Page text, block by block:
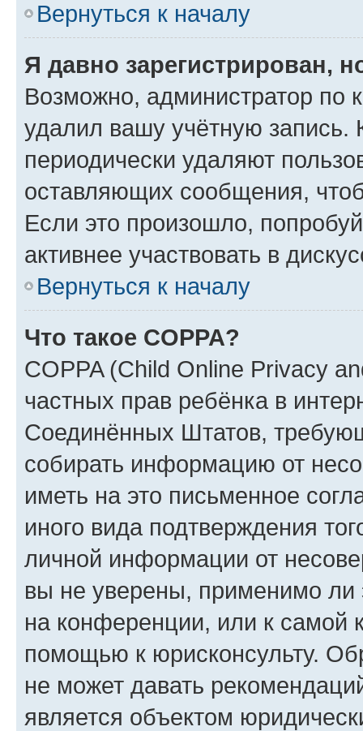
Вернуться к началу
Я давно зарегистрирован,
Возможно, администратор по
удалил вашу учётную запись.
периодически удаляют
оставляющих сообщения,
Если это произошло,
активнее участвовать в
Вернуться к началу
Что такое COPPA?
COPPA (Child Online Privacy
частных прав ребёнка в
Соединённых Штатов,
собирать информацию от
иметь на это письменное
иного вида подтверждения
личной информации от
вы не уверены, применимо ли
на конференции, или к самой
помощью к юрисконсульту.
не может давать
является объектом